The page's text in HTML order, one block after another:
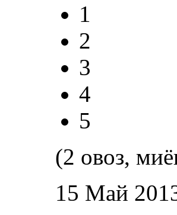
1
2
3
4
5
(2 овоз,
15 Май